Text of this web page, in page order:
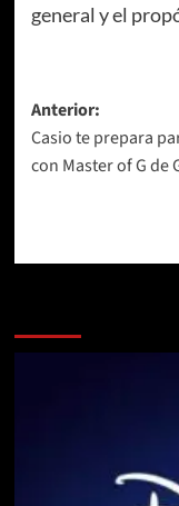
general y el
Navegación
de
entradas
Anterior:
Casio te prepara
con Master of G de